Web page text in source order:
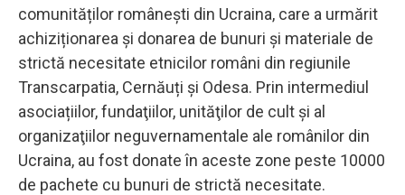
comunităților românești din Ucraina, care a urmărit
achiziționarea și donarea de bunuri și materiale de
strictă necesitate etnicilor români din regiunile
Transcarpatia, Cernăuți și Odesa. Prin intermediul
asociațiilor, fundaţiilor, unităţilor de cult și al
organizaţiilor neguvernamentale ale românilor din
Ucraina, au fost donate în aceste zone peste 10000
de pachete cu bunuri de strictă necesitate.